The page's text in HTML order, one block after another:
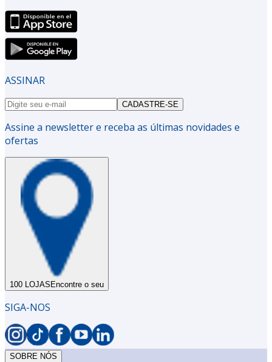
ASSINAR
CADASTRE-SE
Assine a newsletter e receba as últimas novidades e
ofertas
100 LOJAS Encontre o seu
SIGA-NOS
SOBRE NÓS